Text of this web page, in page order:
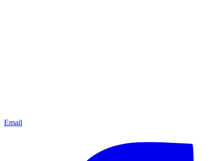
Email